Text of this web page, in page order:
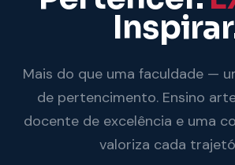
Mais do que uma faculdade —
de pertencimento. Ensino
docente de excelência e uma
valoriza cada